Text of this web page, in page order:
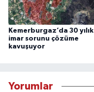
Kemerburgaz’da 30 yılık
imar sorunu çözüme
kavuşuyor
Yorumlar